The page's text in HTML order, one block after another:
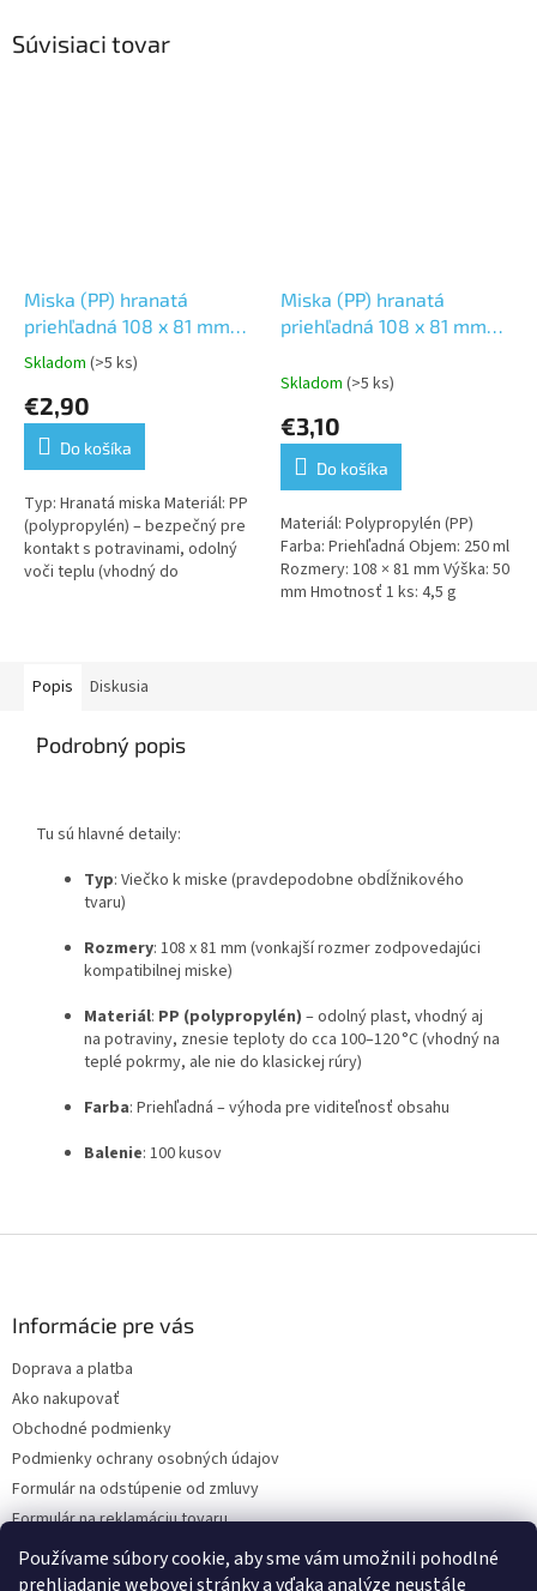
Používame súbory cookie, aby sme vám umožnili pohodlné
prehliadanie webovej stránky a vďaka analýze neustále
Súvisiaci tovar
Miska (PP) hranatá
priehľadná 108 x 81 mm
200ml [100 ks]
Priemerné
produktu
5,0
5
hviezdičiek.
Skladom (>5 ks)
€2,90
Do košíka
Typ: Hranatá miska Materiál: PP
(polypropylén) – bezpečný pre
kontakt s potravinami, odolný
voči teplu (vhodný do
Miska (PP) hranatá
priehľadná 108 x 81 mm
Skladom (>5 ks)
€3,10
Do košíka
Materiál: Polypropylén (PP)
Farba: Priehľadná Objem: 250 ml
Rozmery: 108 × 81 mm Výška: 50
mm Hmotnosť 1 ks: 4,5 g
Popis Diskusia
Podrobný popis
Tu sú hlavné detaily:
Typ: Viečko k miske (pravdepodobne obdĺžnikového
tvaru)
Rozmery: 108 x 81 mm (vonkajší rozmer zodpovedajúci
kompatibilnej miske)
Materiál: PP (polypropylén) – odolný plast, vhodný aj
na potraviny, znesie teploty do cca 100–120 °C (vhodný na
teplé pokrmy, ale nie do klasickej rúry)
Farba: Priehľadná – výhoda pre viditeľnosť obsahu
Balenie: 100 kusov
Informácie pre vás
Doprava a platba
Ako nakupovať
Obchodné podmienky
Podmienky ochrany osobných údajov
Formulár na odstúpenie od zmluvy
Formulár na reklamáciu tovaru
Kontakty